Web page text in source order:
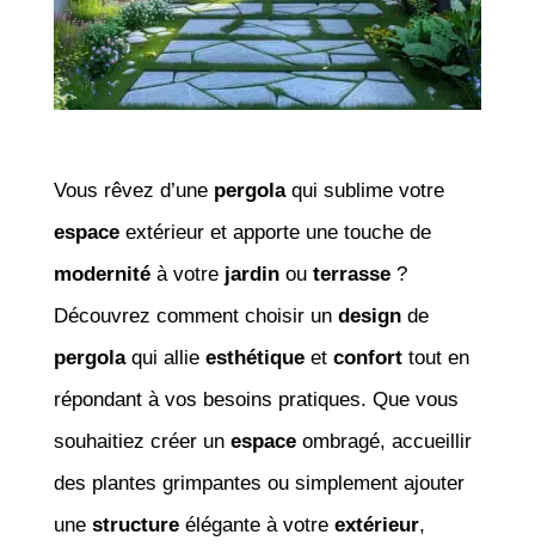
Vous rêvez d’une pergolaqui sublime votre
espaceextérieur et apporte une touche de
modernitéà votre jardinou terrasse?
Découvrez comment choisir un designde
pergolaqui allie esthétiqueet conforttout en
répondant à vos besoins pratiques. Que vous
souhaitiez créer un espaceombragé, accueillir
des plantes grimpantes ou simplement ajouter
une structureélégante à votre extérieur,